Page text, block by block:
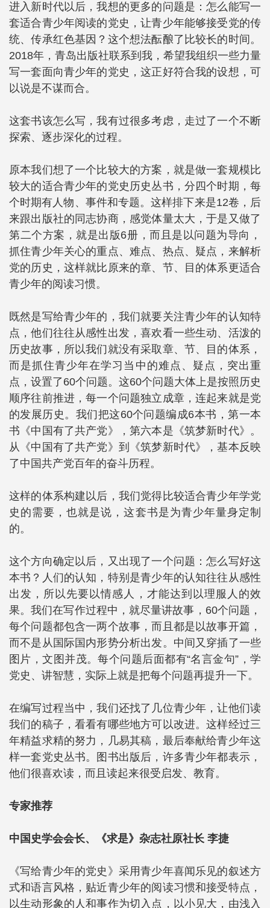
进入新时代以后，我想的更多的问题是：怎么能写一
套适合青少年阅读的党史，让青少年能够接受党的传
统、传承红色基因？这个想法酝酿了比较长的时间。
2018年，青岛出版社联系到我，希望我组织一些力量
写一套面向青少年的党史，这正好符合我的设想，可
以说是不谋而合。
这套书该怎么写，我有过很多考虑，走过了一个不断
探索、逐步深化的过程。
原本我们想了一个比较大的方案，就是做一套规模比
较大的适合青少年的党史历史丛书，分四个时期，每
个时期有人物、事件和专题。这样排下来是12卷，后
来跟出版社的同志协商，感觉体量太大，于是又做了
第二个方案，就是出版6册，而且是以问题为导向，
抓住青少年关心的重点、难点、热点、疑点，来解析
党的历史，这样就比原来的章、节、目的体系更适合
青少年的阅读习惯。
既然是写给青少年的，我们就要关注青少年的认知特
点，他们往往从感性出发，喜欢看一些生动、活泼的
历史故事，所以我们就没有采取章、节、目的体系，
而是抓住青少年在学习当中的难点、疑点，突出重
点，设置了60个问题。这60个问题大体上是按照历史
顺序往前推进，每一个问题独立成章，连起来就是党
的发展历史。我们把这60个问题编成6本书，第一本
书《中国有了共产党》，第六本是《筑梦新时代》。
从《中国有了共产党》到《筑梦新时代》，基本反映
了中国共产党百年的奋斗历程。
这样的体系构建以后，我们觉得比较适合青少年学党
史的需要，也就是说，这套书是为青少年量身定制
的。
这个方向确定以后，又出现了一个问题：怎么写好这
本书？人们的认知，特别是青少年的认知往往从感性
出发，所以先要以情感人，才能达到以理服人的效
果。我们在写作过程中，就尽量讲故事，60个问题，
每个问题都包含一两个故事，而且都是以故事开篇，
而不是从国际国内形势分析出发。中间又穿插了一些
图片，文图并茂。每个问题后面都有“名言金句”，学
党史、讲智慧，实际上就是把每个问题再提升一下。
在编写过程当中，我们还找了几位青少年，让他们读
我们的稿子，看看有哪些地方可以改进。这样经过三
年精益求精的努力，几易其稿，最后奉献给青少年这
样一套党史丛书。图书出版后，许多青少年都表示，
他们很喜欢读，而且读起来很受启发、教育。
专家推荐
中国史学会会长、 《求是》杂志社原社长 李捷
《写给青少年的党史》采用青少年喜闻乐见的叙述方
式和语言风格，贴近青少年的阅读习惯和接受特点，
以生动形象的人和事作为切入点，以小见大，由浅入